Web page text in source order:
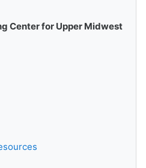
Center for Upper Midwest